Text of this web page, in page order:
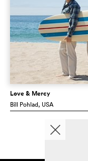
Love & Mercy
Bill Pohlad, USA